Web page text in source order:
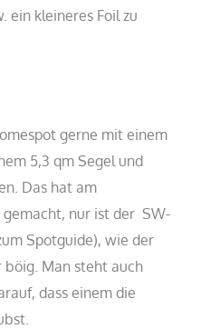
ein kleineres Foil zu
gerne mit einem
5,3 qm Segel und
Das hat am
gemacht, nur ist der SW-
Spotguide), wie der
böig. Man steht auch
dass einem die